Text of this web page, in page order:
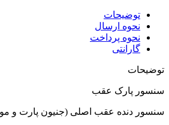
توضیحات
نحوه ارسال
نحوه پرداخت
گارانتی
توضیحات
سنسور پارک عقب
سنسور دنده عقب اصلی (جنیون پارت و